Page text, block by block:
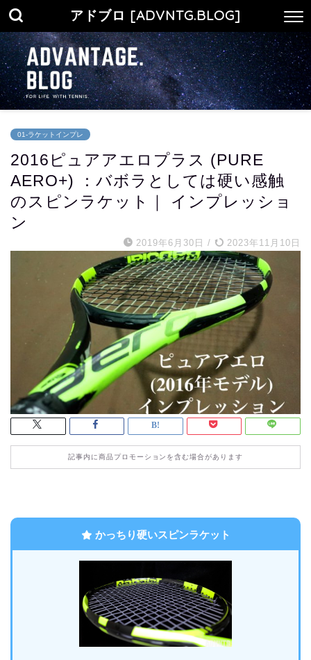
アドブロ [ADVNTG.BLOG]
01-ラケットインプレ
2016ピュアアエロプラス (PURE
AERO+) ：バボラとしては硬い感触
のスピンラケット｜ インプレッショ
ン
2019年6月30日 / 2023年11月10日
記事内に商品プロモーションを含む場合があります
かっちり硬いスピンラケット